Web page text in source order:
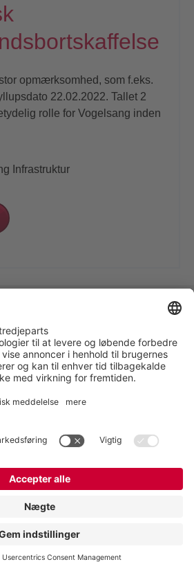
opmærksomhed, som f.eks.
22.02.2022. Tallet 2
rolle for Vogelsang inden
Infrastruktur
LEADING IN TECHNOLOGY
Disclaimer (EN)